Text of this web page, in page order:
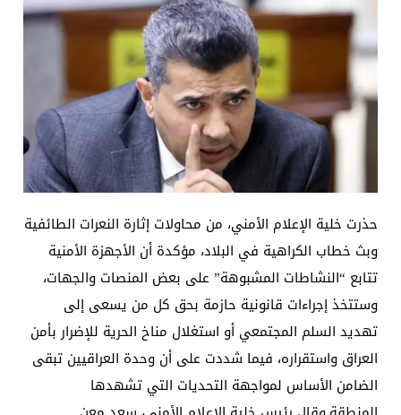
حذرت خلية الإعلام الأمني، من محاولات إثارة النعرات الطائفية
وبث خطاب الكراهية في البلاد، مؤكدة أن الأجهزة الأمنية
تتابع “النشاطات المشبوهة” على بعض المنصات والجهات،
وستتخذ إجراءات قانونية حازمة بحق كل من يسعى إلى
تهديد السلم المجتمعي أو استغلال مناخ الحرية للإضرار بأمن
العراق واستقراره، فيما شددت على أن وحدة العراقيين تبقى
الضامن الأساس لمواجهة التحديات التي تشهدها